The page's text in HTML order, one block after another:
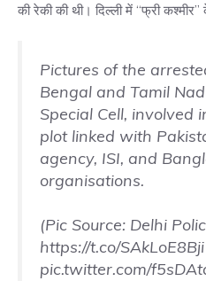
की रेकी की थी। दिल्ली में “फ्री
Pictures of the
Bengal and Tamil
Special Cell, involved
plot linked with
agency, ISI, and
organisations.
(Pic Source: Delhi
https://t.co/SAkLoE8Bji
pic.twitter.com/